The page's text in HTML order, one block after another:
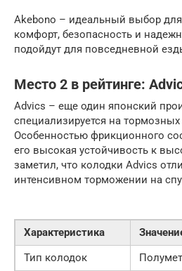
Akebono – идеальный выбор для
комфорт, безопасность и
подойдут для повседневной
Место 2 в рейтинге:
Advics – еще один японский
специализируется на тормозных
Особенностью фрикционного
его высокая устойчивость к
заметил, что колодки Advics
интенсивном торможении на
Характеристика
Тип колодок